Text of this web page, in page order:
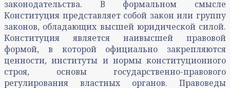
законодательства. В формальном смысле
Конституция представляет собой закон или группу
законов, обладающих высшей юридической силой.
Конституция является наивысшей правовой
формой, в которой официально закрепляются
ценности, институты и нормы конституционного
строя, основы государственно-правового
регулирования властных органов. Правоведы